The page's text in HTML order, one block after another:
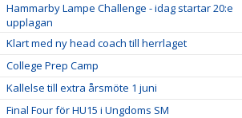
Hammarby Lampe Challenge - idag startar 20:e
upplagan
Klart med ny head coach till herrlaget
College Prep Camp
Kallelse till extra årsmöte 1 juni
Final Four för HU15 i Ungdoms SM